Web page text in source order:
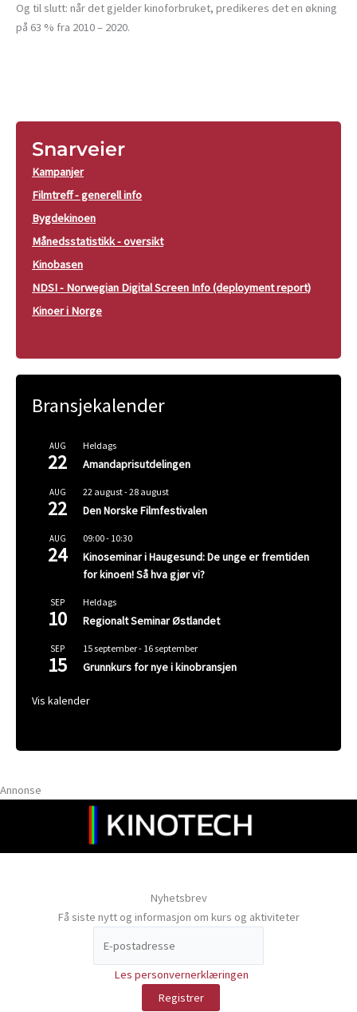
Og til slutt: når det gjelder kinoforbruket, predikeres det en økning
på 63 % fra 2010 – 2020.
Snarveier
Kampanjer
Filmtreff - generell info
Bygdekinoen
Månedsstatistikk - oversikt
Kinobasen
NDSI - Norwegian Digital Screen Info (deployment report)
Kinoer i Norge
Bransjekalender
AUG
22
Heldags
Amandaprisutdelingen
AUG
22
22 august-28 august
Den Norske Filmfestivalen
AUG
24
09:00- 10:30
Kinoseminar i Haugesund: De unge er fremtiden
for kinoen! Så hva gjør vi?
SEP
10
Heldags
Regionalt Seminar Østlandet
SEP
15
15 september- 16 september
Grunnkurs for nye i kinobransjen
Vis kalender
Annonse
Nyhetsbrev
Få siste nytt og informasjon om kurs og aktiviteter
Les personvernerklæringen